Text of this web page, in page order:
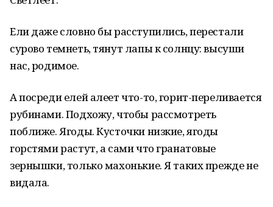
Ели даже словно бы расступились, перестали
сурово темнеть, тянут лапы к солнцу: высуши
нас, родимое.
А посреди елей алеет что-то, горит-переливается
рубинами. Подхожу, чтобы рассмотреть
поближе. Ягоды. Кусточки низкие, ягоды
горстями растут, а сами что гранатовые
зернышки, только махонькие. Я таких прежде не
видала.